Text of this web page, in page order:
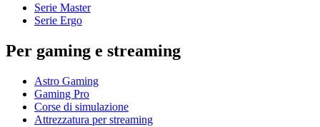
Serie Master
Serie Ergo
Per gaming e streaming
Astro Gaming
Gaming Pro
Corse di simulazione
Attrezzatura per streaming